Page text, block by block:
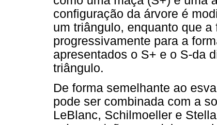
configuração da árvore é
um triângulo, enquanto que
progressivamente para a
apresentados o S+ e o S-da
triângulo.
De forma semelhante ao
pode ser combinada com a
LeBlanc, Schilmoeller e